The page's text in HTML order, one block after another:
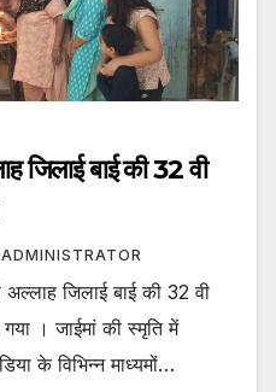
जिलाई बाई की 32 वी
ADMINISTRATOR
जिलाई बाई की 32 वी
गया । जाईमां की स्मृति में
के विभिन्न माध्यमों…